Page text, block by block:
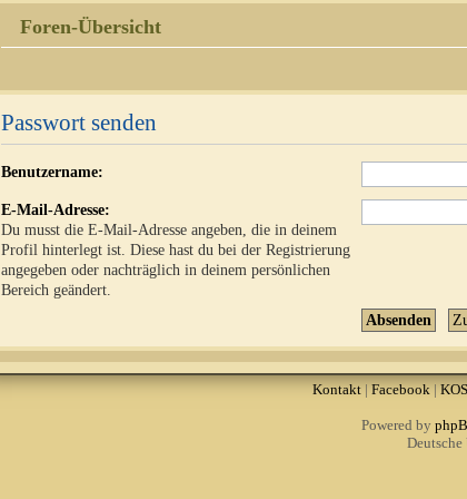
Foren-Übersicht
Passwort senden
Benutzername:
E-Mail-Adresse:
Du musst die E-Mail-Adresse angeben, die in deinem
Profil hinterlegt ist. Diese hast du bei der Registrierung
angegeben oder nachträglich in deinem persönlichen
Bereich geändert.
Kontakt| Facebook |
Powered by
Deutsche